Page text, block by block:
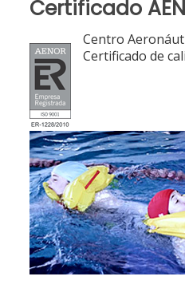
Certificado
Centro
Certificado de